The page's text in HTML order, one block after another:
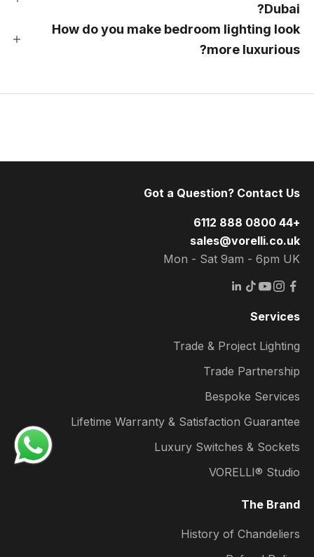
Dubai?
How do you make bedroom lighting look
more luxurious?
Got a Question? Contact Us
+44 0800 888 6112
sales@vorelli.co.uk
Mon - Sat 9am - 6pm UK
Services
Trade & Project Lighting
Trade Partnership
Bespoke Services
Lifetime Warranty & Satisfaction Guarantee
Luxury Switches & Sockets
VORELLI® Studio
The Brand
History of Chandeliers